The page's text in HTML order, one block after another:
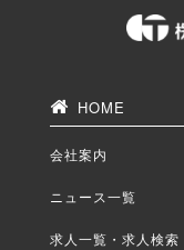
HOME
会社案内
ニュース一覧
求人一覧・求人検索